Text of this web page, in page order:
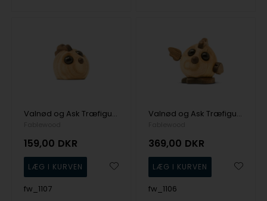
Valnød og Ask Træfigur Pick-Me-Up's fra Fablewood
159,00 DKR
fw_1107
Valnød og Ask Træfigur Pick-Me-Up's fra Fablewood
369,00 DKR
fw_1106